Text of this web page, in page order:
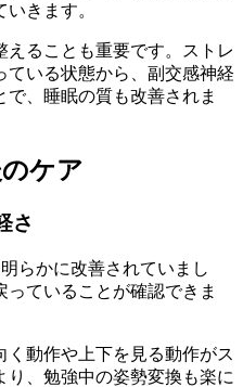
きます。
えることも重要です。ストレ
ている状態から、副交感神経
、睡眠の質も改善されま
ケア
さ
らかに改善されていまし
ていることが確認できま
動作や上下を見る動作がス
り、勉強中の姿勢変換も楽に